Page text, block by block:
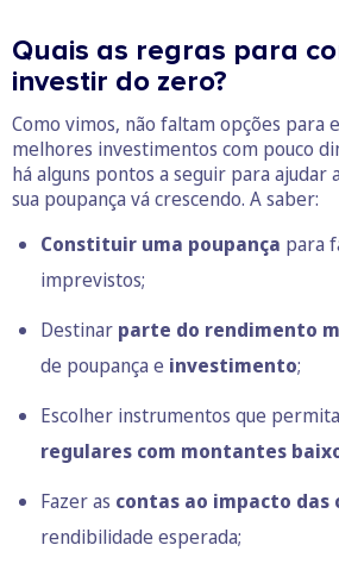
Quais as regras para
investir do zero?
Como vimos, não faltam opções para
melhores investimentos com pouco
há alguns pontos a seguir para ajudar
sua poupança vá crescendo. A saber:
Constituir uma poupança para
imprevistos;
Destinar parte do rendimento
de poupança e investimento;
Escolher instrumentos que
regulares com montantes
Fazer as contas ao impacto das
rendibilidade esperada;